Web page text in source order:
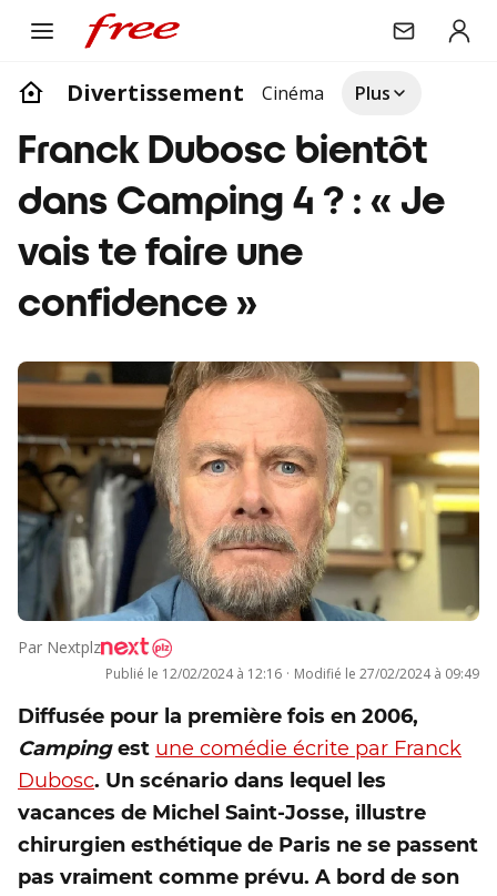
Divertissement Cinéma Plus
Franck Dubosc bientôt
dans Camping 4 ? : « Je
vais te faire une
confidence »
Par Nextplz
Publié le 12/02/2024 à 12:16 · Modifié le 27/02/2024 à 09:49
Diffusée pour la première fois en 2006,
Campingest une comédie écrite par Franck
Dubosc. Un scénario dans lequel les
vacances de Michel Saint-Josse, illustre
chirurgien esthétique de Paris ne se passent
pas vraiment comme prévu. A bord de son